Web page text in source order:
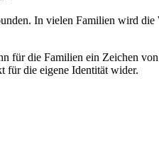
In vielen Familien wird die
für die Familien ein Zeichen
für die eigene Identität wider.